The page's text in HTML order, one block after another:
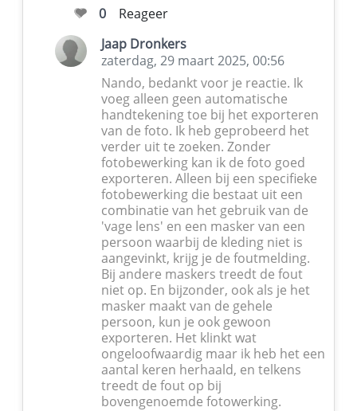
0
Reageer
Jaap Dronkers
zaterdag, 29 maart 2025, 00:56
Nando, bedankt voor je reactie. Ik
voeg alleen geen automatische
handtekening toe bij het exporteren
van de foto. Ik heb geprobeerd het
verder uit te zoeken. Zonder
fotobewerking kan ik de foto goed
exporteren. Alleen bij een specifieke
fotobewerking die bestaat uit een
combinatie van het gebruik van de
'vage lens' en een masker van een
persoon waarbij de kleding niet is
aangevinkt, krijg je de foutmelding.
Bij andere maskers treedt de fout
niet op. En bijzonder, ook als je het
masker maakt van de gehele
persoon, kun je ook gewoon
exporteren. Het klinkt wat
ongeloofwaardig maar ik heb het een
aantal keren herhaald, en telkens
treedt de fout op bij
bovengenoemde fotowerking.